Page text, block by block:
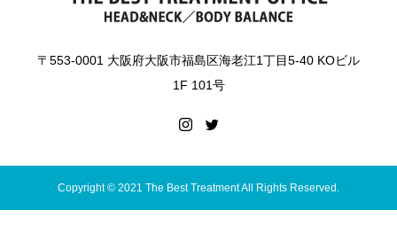
〒553-0001 大阪府大阪市福島区海老江1丁目5-40 KOビル
1F 101号
Copyright © 2021 The Best Treatment All Rights Reserved.